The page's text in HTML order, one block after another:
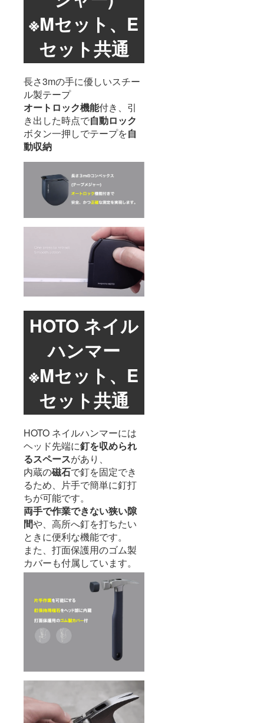
※Mセット、E
セット共通
長さ3mの手に優しいスチー
ル製テープ
オートロック機能付き、引
き出した時点で自動ロック
ボタン一押しでテープを自
動収納
HOTO ネイル
ハンマー
※Mセット、E
セット共通
HOTO ネイルハンマーには
ヘッド先端に釘を収められ
るスペースがあり、
内蔵の磁石で釘を固定でき
るため、片手で簡単に釘打
ちが可能です。
両手で作業できない狭い隙
間や、高所へ釘を打ちたい
ときに便利な機能です。
また、打面保護用のゴム製
カバーも付属しています。